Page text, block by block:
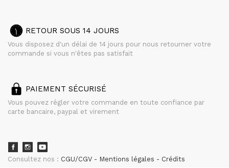
RETOUR SOUS 14 JOURS
Vous disposez d'un délai de 14 jours pour nous retourner votre
commande si vous n'êtes pas satisfait
PAIEMENT SÉCURISÉ
Vous pouvez régler votre commande en toute confiance par
carte bancaire, paypal et virement
Consultez nos : CGU/CGV Mentions légales Crédits